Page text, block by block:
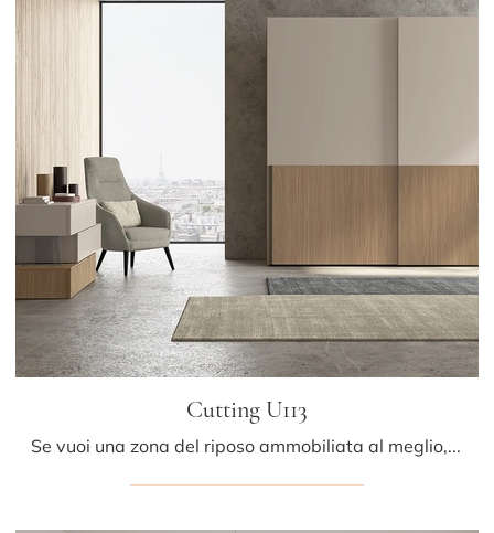
Cutting U113
Se vuoi una zona del riposo ammobiliata al meglio, scegli l'armadio Cutting U113 con ante scorrevoli di Colombini Casa!